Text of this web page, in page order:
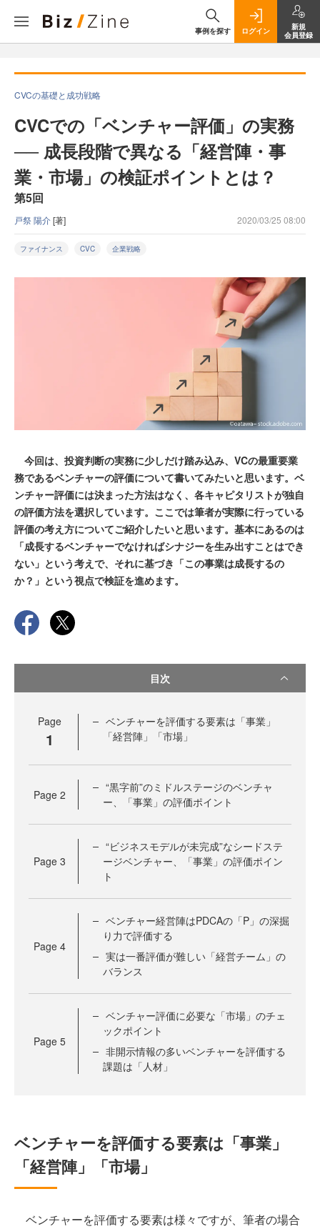
事例を探す ログイン
新規
会員登録
CVCの基礎と成功戦略
CVCでの「ベンチャー評価」の実務
── 成長段階で異なる「経営陣・事
業・市場」の検証ポイントとは？
第5回
戸祭 陽介[著] 2020/03/25 08:00
ファイナンス CVC 企業戦略
今回は、投資判断の実務に少しだけ踏み込み、VCの最重要業
務であるベンチャーの評価について書いてみたいと思います。ベ
ンチャー評価には決まった方法はなく、各キャピタリストが独自
の評価方法を選択しています。ここでは筆者が実際に行っている
評価の考え方についてご紹介したいと思います。基本にあるのは
「成長するベンチャーでなければシナジーを生み出すことはでき
ない」という考えで、それに基づき「この事業は成長するの
か？」という視点で検証を進めます。
目次
Page
1
ベンチャーを評価する要素は「事業」
「経営陣」「市場」
Page 2
“黒字前”のミドルステージのベンチャ
ー、「事業」の評価ポイント
Page 3
“ビジネスモデルが未完成”なシードステ
ージベンチャー、「事業」の評価ポイン
ト
Page 4
ベンチャー経営陣はPDCAの「P」の深掘
り力で評価する
実は一番評価が難しい「経営チーム」の
バランス
Page 5
ベンチャー評価に必要な「市場」のチェ
ックポイント
非開示情報の多いベンチャーを評価する
課題は「人材」
ベンチャーを評価する要素は「事業」
「経営陣」「市場」
ベンチャーを評価する要素は様々ですが、筆者の場合